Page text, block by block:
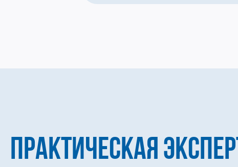
ПРАКТИЧЕСКАЯ